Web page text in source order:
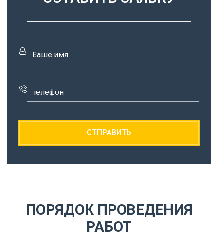
ПОРЯДОК ПРОВЕДЕНИЯ
РАБОТ